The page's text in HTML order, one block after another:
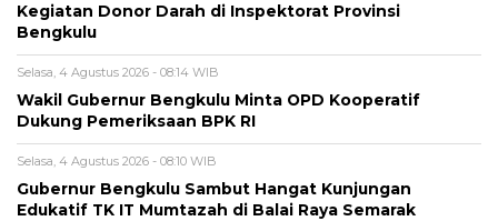
Kegiatan Donor Darah di Inspektorat Provinsi
Bengkulu
Selasa, 4 Agustus 2026 - 08:14 WIB
Wakil Gubernur Bengkulu Minta OPD Kooperatif
Dukung Pemeriksaan BPK RI
Selasa, 4 Agustus 2026 - 08:10 WIB
Gubernur Bengkulu Sambut Hangat Kunjungan
Edukatif TK IT Mumtazah di Balai Raya Semarak